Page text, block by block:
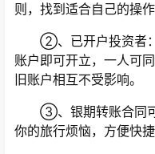
则，找到适合自己的操
②、已开户投资者：
账户即可开立，一人可
旧账户相互不受影响。
③、银期转账合同可
你的旅行烦恼，方便快捷